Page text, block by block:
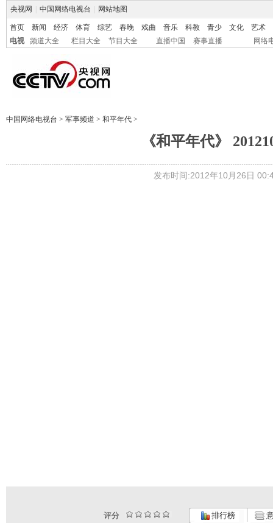
央视网 中国网络电视台 网站地图
首页 新闻 经济 体育 综艺 春晚 戏曲 音乐 科教 青少 文化
艺术
电视
频道大全 栏目大全 节目大全 直播中国 赛事直播 网络
中国网络电视台 > 军事频道 > 和平年代 >
《和平年代》
发布时间:2012年10月26日
评分 排行榜